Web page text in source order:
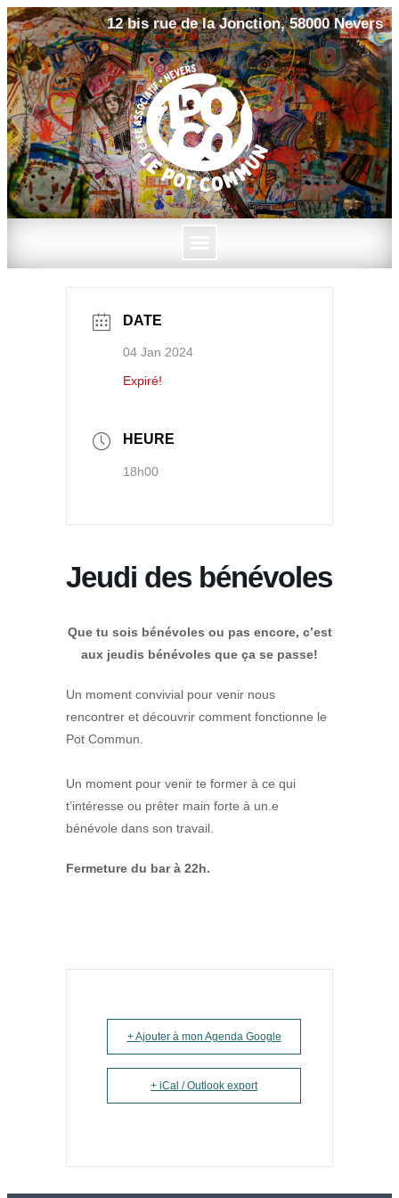
12 bis rue de la Jonction, 58000 Nevers
DATE
04 Jan 2024
Expiré!
HEURE
18h00
Jeudi des bénévoles
Que tu sois bénévoles ou pas encore, c’est
aux jeudis bénévoles que ça se passe!
Un moment convivial pour venir nous
rencontrer et découvrir comment fonctionne le
Pot Commun.
Un moment pour venir te former à ce qui
t’intéresse ou prêter main forte à un.e
bénévole dans son travail.
Fermeture du bar à 22h.
+ Ajouter à mon Agenda Google
+ iCal / Outlook export